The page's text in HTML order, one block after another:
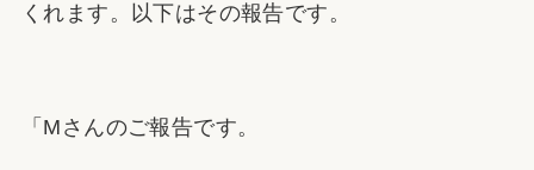
くれます。以下はその報告です。
「Mさんのご報告です。